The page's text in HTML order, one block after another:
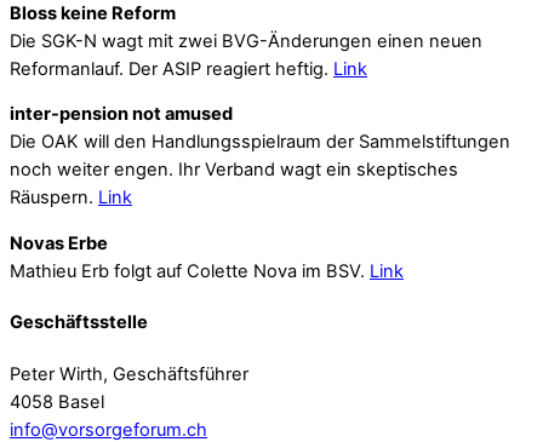
Bloss keine Reform
Die SGK-N wagt mit zwei BVG-Änderungen einen neuen
Reformanlauf. Der ASIP reagiert heftig. Link
inter-pension not amused
Die OAK will den Handlungsspielraum der Sammelstiftungen
noch weiter engen. Ihr Verband wagt ein skeptisches
Räuspern. Link
Novas Erbe
Mathieu Erb folgt auf Colette Nova im BSV. Link
Geschäftsstelle
Peter Wirth, Geschäftsführer
4058 Basel
info@vorsorgeforum.ch